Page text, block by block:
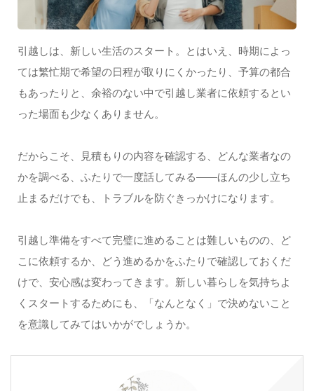
引越しは、新しい生活のスタート。とはいえ、時期によっ
ては繁忙期で希望の日程が取りにくかったり、予算の都合
もあったりと、余裕のない中で引越し業者に依頼するとい
った場面も少なくありません。
だからこそ、見積もりの内容を確認する、どんな業者なの
かを調べる、ふたりで一度話してみる――ほんの少し立ち
止まるだけでも、トラブルを防ぐきっかけになります。
引越し準備をすべて完璧に進めることは難しいものの、ど
こに依頼するか、どう進めるかをふたりで確認しておくだ
けで、安心感は変わってきます。新しい暮らしを気持ちよ
くスタートするためにも、「なんとなく」で決めないこと
を意識してみてはいかがでしょうか。